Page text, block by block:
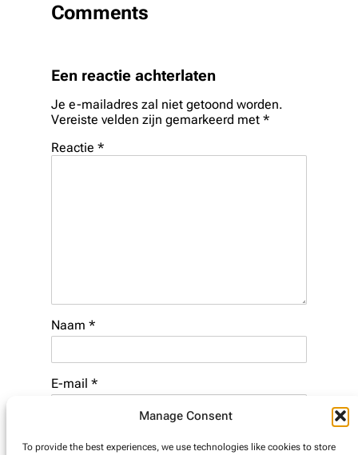
Manage Consent
To provide the best experiences, we use technologies like cookies to store
Comments
Een reactie achterlaten
Je e-mailadres zal niet getoond worden.
Vereiste velden zijn gemarkeerd met *
Reactie *
Naam *
E-mail *
Website